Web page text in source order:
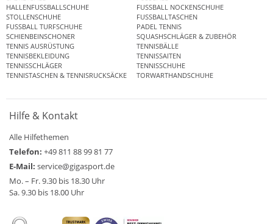
HALLENFUSSBALLSCHUHE
FUSSBALL NOCKENSCHUHE
STOLLENSCHUHE
FUSSBALLTASCHEN
FUSSBALL TURFSCHUHE
PADEL TENNIS
SCHIENBEINSCHONER
SQUASHSCHLÄGER & ZUBEHÖR
TENNIS AUSRÜSTUNG
TENNISBÄLLE
TENNISBEKLEIDUNG
TENNISSAITEN
TENNISSCHLÄGER
TENNISSCHUHE
TENNISTASCHEN & TENNISRUCKSÄCKE
TORWARTHANDSCHUHE
Hilfe & Kontakt
Alle Hilfethemen
Telefon: +49 811 88 99 81 77
E-Mail: service@gigasport.de
Mo. – Fr. 9.30 bis 18.30 Uhr
Sa. 9.30 bis 18.00 Uhr